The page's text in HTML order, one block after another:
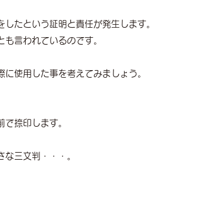
たという証明と責任が発生します。
言われているのです。
使用した事を考えてみましょう。
捺印します。
三文判・・・。